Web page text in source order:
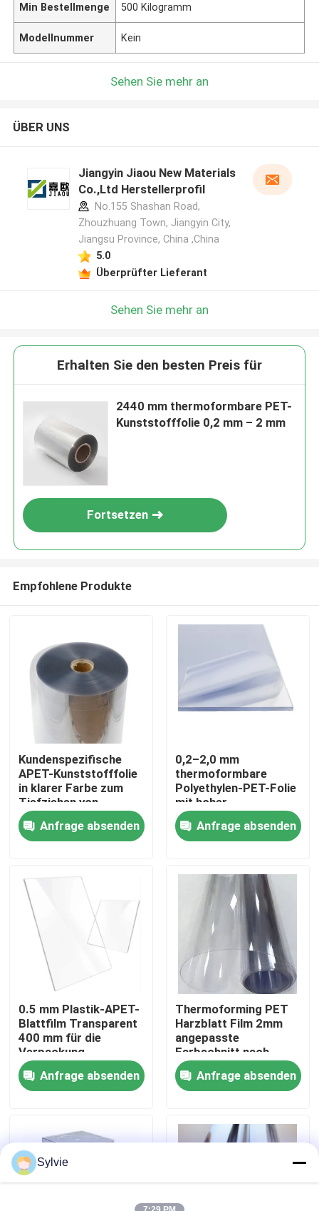
Haus
Produkte
Über uns
Fabrik-Ausflug
Qualitätskontrolle
Treten Sie mit uns in Verbindung
Nachrichten
PET-Folie
Min Bestellmenge 500 Kilogramm
Modellnummer Kein
Sehen Sie mehr an
ÜBER UNS
Jiangyin Jiaou New Materials
Co.,Ltd Herstellerprofil
No.155 Shashan Road,
Zhouzhuang Town, Jiangyin City,
Jiangsu Province, China ,China
5.0
Überprüfter Lieferant
Sehen Sie mehr an
Erhalten Sie den besten Preis für
2440 mm thermoformbare PET-
Kunststofffolie 0,2 mm – 2 mm
Fortsetzen
Empfohlene Produkte
Kundenspezifische
APET-Kunststofffolie
in klarer Farbe zum
Tiefziehen von
Verpackungsschalen
Anfrage absenden
0,2–2,0 mm
thermoformbare
Polyethylen-PET-Folie
mit hoher
Recyclingfähigkeit
Anfrage absenden
0.5 mm Plastik-APET-
Blattfilm Transparent
400 mm für die
Verpackung
angepasst
Anfrage absenden
Thermoforming PET
Harzblatt Film 2mm
angepasste
Farbschnitt nach
Größe
Anfrage absenden
Sylvie